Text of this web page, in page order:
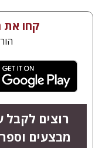
קחו את
רוצים לקבל
מבצעים